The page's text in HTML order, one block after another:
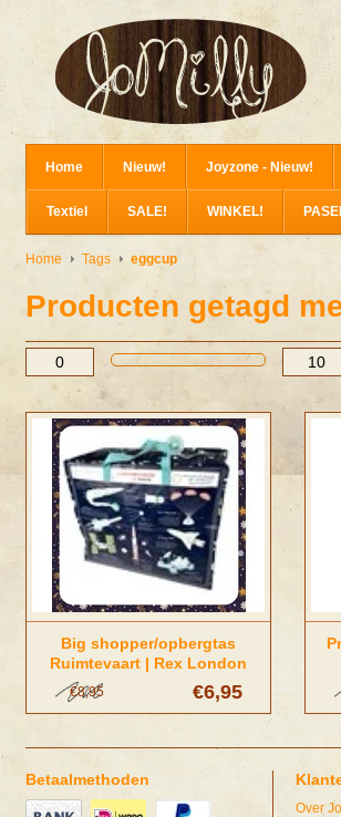
Home Nieuw! Joyzone - Nieuw!
Textiel SALE! WINKEL!
Home Tags eggcup
Producten getagd
Big shopper/opbergtas
Ruimtevaart | Rex London
€6,95
€8,95
Betaalmethoden
Over